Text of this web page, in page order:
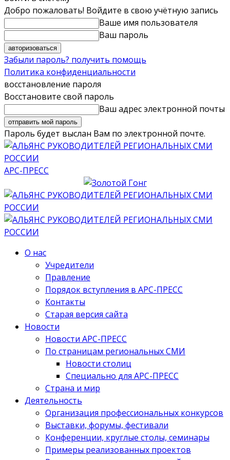
Добро пожаловать! Войдите в свою учётную запись
Ваше имя пользователя
Ваш пароль
Забыли пароль? получить помощь
Политика конфиденциальности
восстановление пароля
Восстановите свой пароль
Ваш адрес электронной почты
Пароль будет выслан Вам по электронной почте.
АРС-ПРЕСС
О нас
Учредители
Правление
Порядок вступления в АРС-ПРЕСС
Контакты
Старая версия сайта
Новости
Новости АРС-ПРЕСС
По страницам региональных СМИ
Новости столиц
Специально для АРС-ПРЕСС
Страна и мир
Деятельность
Организация профессиональных конкурсов
Выставки, форумы, фестивали
Конференции, круглые столы, семинары
Примеры реализованных проектов